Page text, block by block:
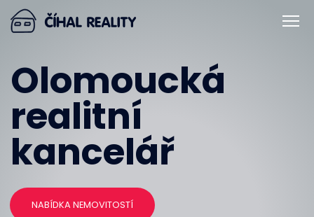
Olomoucká
realitní
kancelář
NABÍDKA NEMOVITOSTÍ